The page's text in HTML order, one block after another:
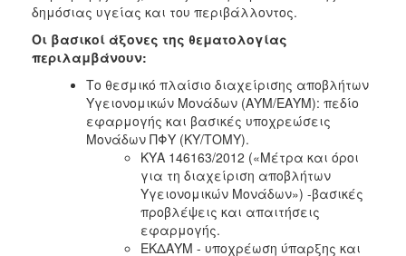
δημόσιας υγείας και του περιβάλλοντος.
Οι βασικοί άξονες της θεματολογίας
περιλαμβάνουν:
Το θεσμικό πλαίσιο διαχείρισης αποβλήτων
Υγειονομικών Μονάδων (ΑΥΜ/ΕΑΥΜ): πεδίο
εφαρμογής και βασικές υποχρεώσεις
Μονάδων ΠΦΥ (ΚΥ/ΤΟΜΥ).
ΚΥΑ 146163/2012 («Μέτρα και όροι
για τη διαχείριση αποβλήτων
Υγειονομικών Μονάδων») -βασικές
προβλέψεις και απαιτήσεις
εφαρμογής.​
ΕΚΔΑΥΜ - υποχρέωση ύπαρξης και